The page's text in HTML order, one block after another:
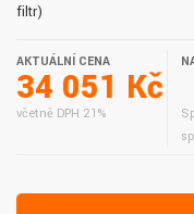
filtr)
AKTUÁLNÍ CENA
34 051 Kč
včetně DPH 21%